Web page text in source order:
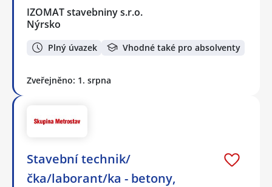
IZOMAT stavebniny s.r.o.
Nýrsko
Plný úvazek Vhodné také pro absolventy
Zveřejněno: 1. srpna
Stavební technik/
čka/laborant/ka - betony,